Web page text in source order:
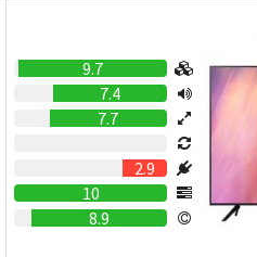
9.7
7.4
7.7
2.9
10
8.9